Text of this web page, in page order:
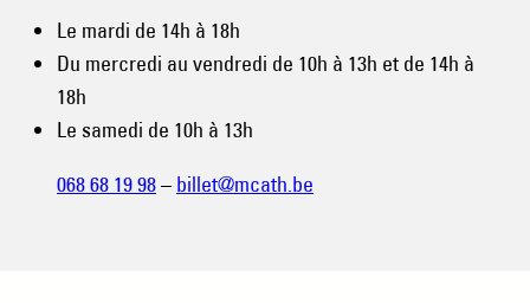
Le mardi de 14h à 18h
Du mercredi au vendredi de 10h à 13h et de 14h à
18h
Le samedi de 10h à 13h
068 68 19 98– billet@mcath.be